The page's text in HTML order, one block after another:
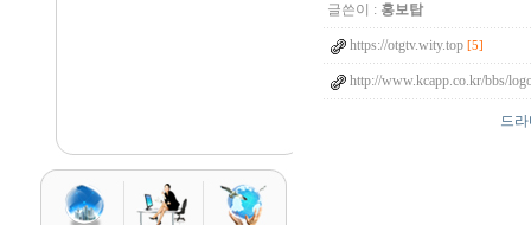
글쓴이 : 홍보탑
https://otgtv.wity.top [5]
http://www.kcapp.co.kr/bbs/
드